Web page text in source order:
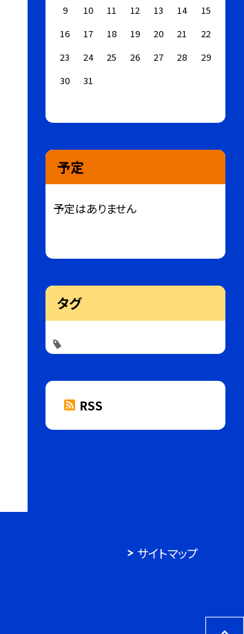
9
10 11 12 13 14
15
16
17 18 19 20 21
22
23
24 25 26 27 28
29
30
31
予定
予定はありません
タグ
RSS
サイトマップ